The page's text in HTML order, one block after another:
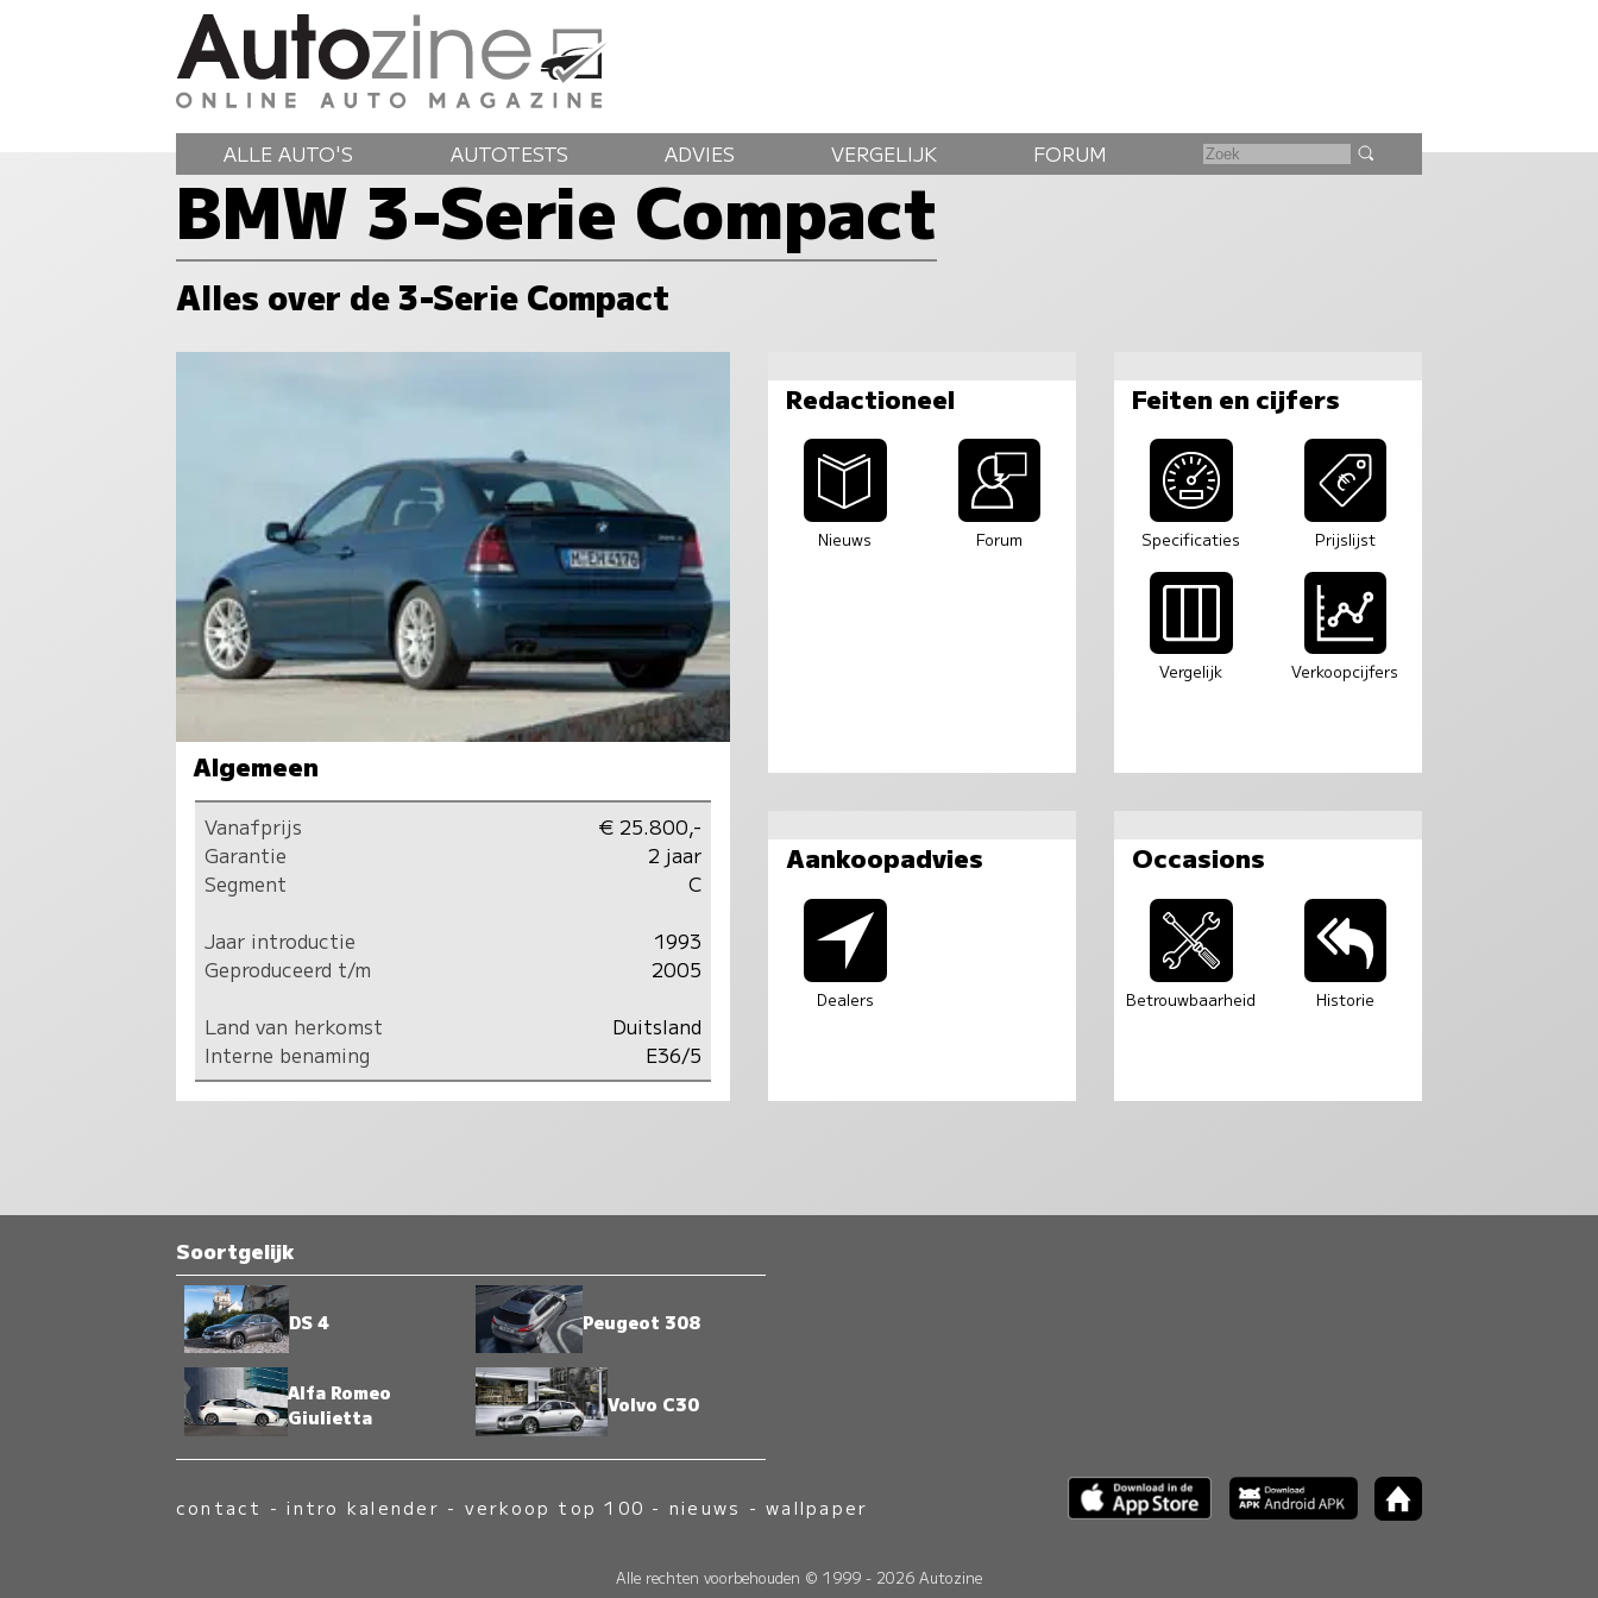
ALLE AUTO'S AUTOTESTS ADVIES VERGELIJK FORUM
BMW 3-Serie Compact
Alles over de 3-Serie Compact
Algemeen
Vanafprijs
€ 25.800,-
Garantie
2 jaar
Segment
C
Jaar introductie
1993
Geproduceerd t/m
2005
Land van herkomst
Duitsland
Interne benaming
E36/5
Redactioneel
Nieuws Forum
Feiten en cijfers
Specificaties Prijslijst
Vergelijk Verkoopcijfers
Aankoopadvies
Dealers
Occasions
Betrouwbaarheid Historie
Soortgelijk
DS 4 Peugeot 308
Alfa Romeo
Giulietta
Volvo C30
contact -intro kalender - verkoop top 100 - nieuws -wallpaper
Alle rechten voorbehouden © 1999 - 2026 Autozine